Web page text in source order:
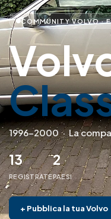
COMMUNITY VOLVO ·
1996–2000·La
13
REGISTRATE
2
PAESI
+ Pubblica la tua Volvo